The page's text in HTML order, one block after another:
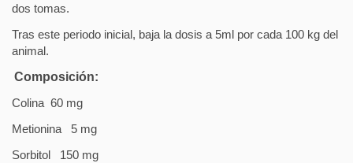
dos tomas.
Tras este periodo inicial, baja la dosis a 5ml por cada 100 kg del
animal.
Composición:
Colina 60 mg
Metionina
5 mg
Sorbitol
150 mg